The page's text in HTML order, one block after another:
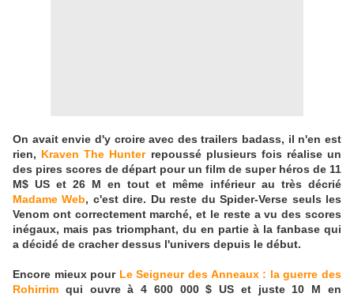
On avait envie d'y croire avec des trailers badass, il n'en est
rien, Kraven The Hunterrepoussé plusieurs fois réalise un
des pires scores de départ pour un film de super héros de 11
M$ US et 26 M en tout et même inférieur au très décrié
Madame Web, c'est dire. Du reste du Spider-Verse seuls les
Venom ont correctement marché, et le reste a vu des scores
inégaux, mais pas triomphant, du en partie à la fanbase qui
a décidé de cracher dessus l'univers depuis le début.
Encore mieux pour Le Seigneur des Anneaux : la guerre des
Rohirrim qui ouvre à 4 600 000 $ US et juste 10 M en